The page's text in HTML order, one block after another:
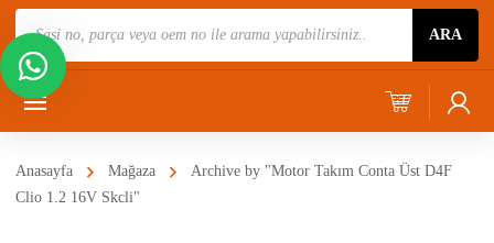
Ara
ARA
Anasayfa Mağaza
Archive by "Motor Takım Conta Üst D4F
Clio 1.2 16V Skcli"